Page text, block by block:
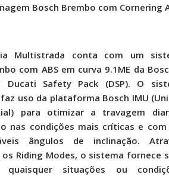
Bosch Brembo com Cornering
Multistrada conta com um
com ABS em curva 9.1ME da
Ducati Safety Pack (DSP). O
faz uso da plataforma Bosch IMU
para otimizar a travagem
nas condições mais críticas e
ângulos de inclinação.
Riding Modes, o sistema fornece
quaisquer situações ou